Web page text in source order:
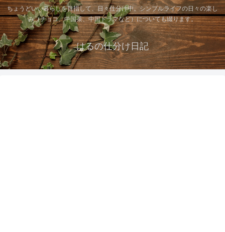
ちょうどいい暮らしを目指して、日々仕分け中。シンプルライフの日々の楽し
み（チョコ、中国茶、中国ドラマなど）についても綴ります。
はるの仕分け日記